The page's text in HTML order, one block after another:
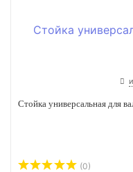
Стойка универсальная для
(0)